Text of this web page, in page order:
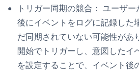
トリガー同期の競合： ユーザー
後にイベントをログに記録した
だ同期されていない可能性があ
開始でトリガーし、意図したイ
を設定することで、イベント後